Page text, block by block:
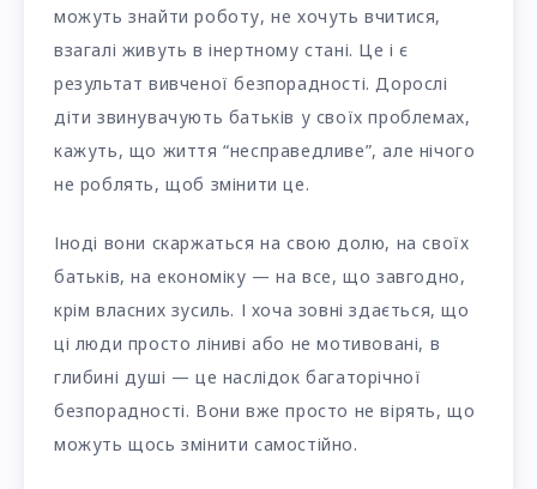
можуть знайти роботу, не хочуть вчитися,
взагалі живуть в інертному стані. Це і є
результат вивченої безпорадності. Дорослі
діти звинувачують батьків у своїх проблемах,
кажуть, що життя “несправедливе”, але нічого
не роблять, щоб змінити це.
Іноді вони скаржаться на свою долю, на своїх
батьків, на економіку — на все, що завгодно,
крім власних зусиль. І хоча зовні здається, що
ці люди просто ліниві або не мотивовані, в
глибині душі — це наслідок багаторічної
безпорадності. Вони вже просто не вірять, що
можуть щось змінити самостійно.